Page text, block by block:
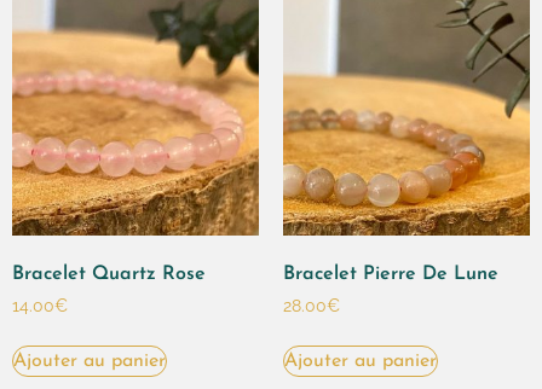
Bracelet Quartz Rose
14.00€
Ajouter au panier
Bracelet Pierre De Lune
28.00€
Ajouter au panier